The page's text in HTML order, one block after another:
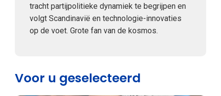
tracht partijpolitieke dynamiek te begrijpen en
volgt Scandinavië en technologie-innovaties
op de voet. Grote fan van de kosmos.
Voor u geselecteerd